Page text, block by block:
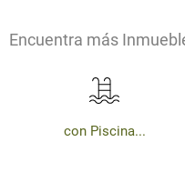
Encuentra más
con Piscina...